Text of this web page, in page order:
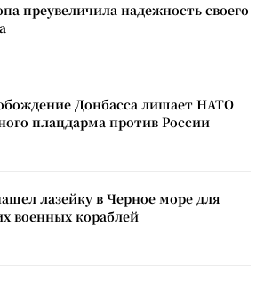
преувеличила надежность своего
Донбасса лишает НАТО
плацдарма против России
лазейку в Черное море для
военных кораблей